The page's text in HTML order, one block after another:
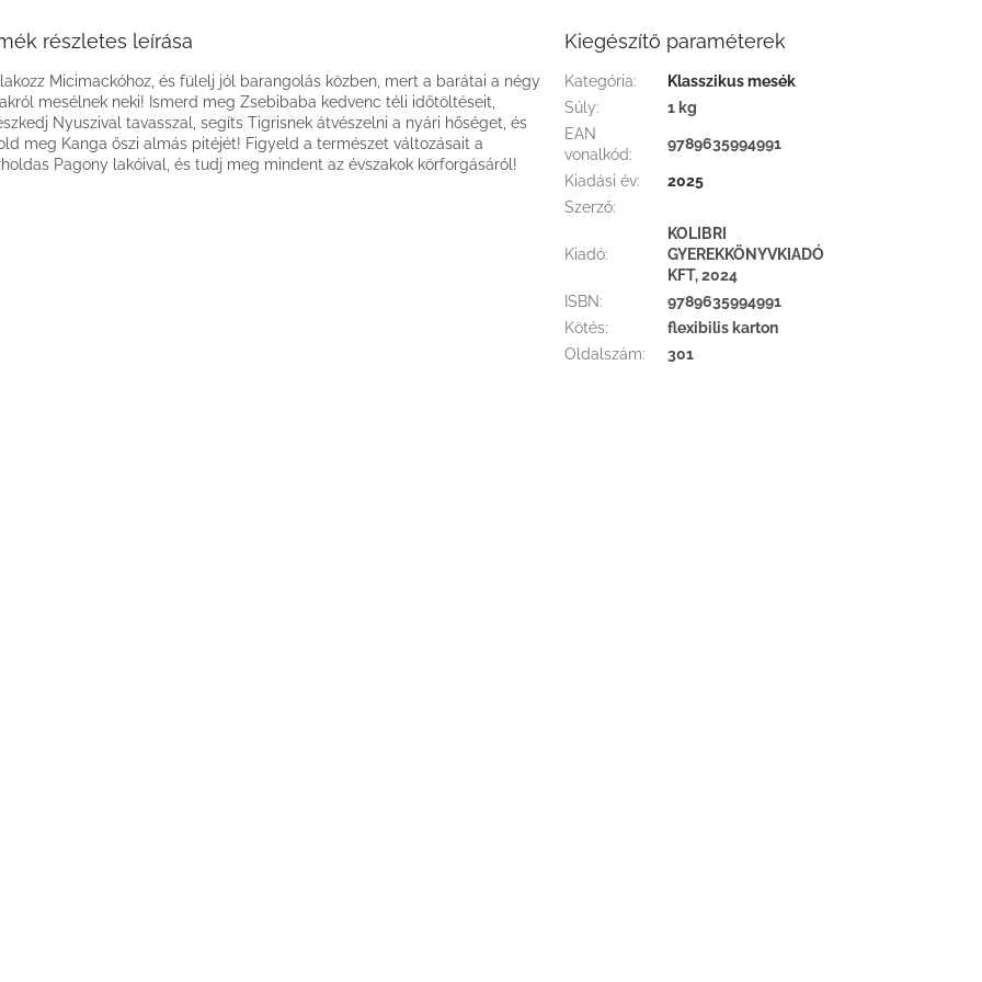
részletes leírása
Micimackóhoz, és fülelj jól barangolás közben, mert a barátai a négy
mesélnek neki! Ismerd meg Zsebibaba kedvenc téli időtöltéseit,
Nyuszival tavasszal, segíts Tigrisnek átvészelni a nyári hőséget, és
meg Kanga őszi almás pitéjét! Figyeld a természet változásait a
Pagony lakóival, és tudj meg mindent az évszakok körforgásáról!
Kiegészítő paraméterek
Kategória:
Klasszikus mesék
Súly:
1 kg
EAN
vonalkód:
9789635994991
Kiadási év:
2025
Szerző:
Kiadó:
KOLIBRI
GYEREKKÖNYVKIADÓ
KFT, 2024
ISBN:
9789635994991
Kötés:
flexibilis karton
Oldalszám: 301